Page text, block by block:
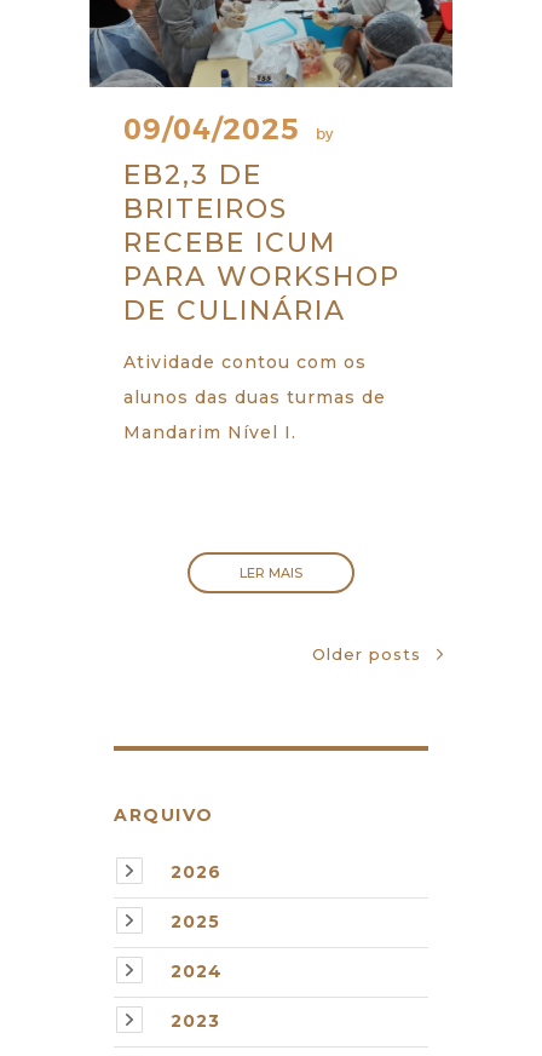
09/04/2025 by
EB2,3 DE
BRITEIROS
RECEBE ICUM
PARA WORKSHOP
DE CULINÁRIA
Atividade contou com os
alunos das duas turmas de
Mandarim Nível I.
LER MAIS
Older posts
ARQUIVO
2026
2025
2024
2023